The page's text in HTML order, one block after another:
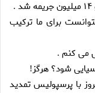
.
براى ما تركيب
مى كنم .
شود؟ هرگز!
با پرسپوليس تمديد